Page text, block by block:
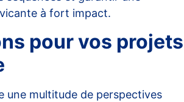
à fort impact.
pour vos projets
une multitude de perspectives